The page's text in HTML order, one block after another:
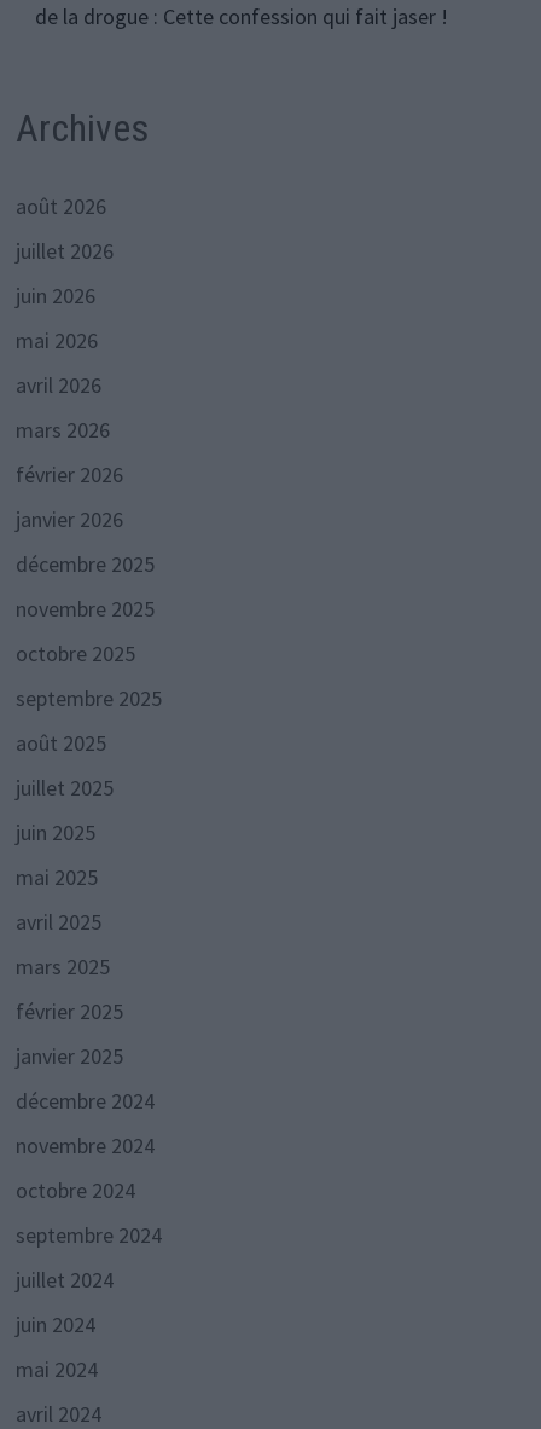
de la drogue : Cette confession qui fait jaser !
Archives
août 2026
juillet 2026
juin 2026
mai 2026
avril 2026
mars 2026
février 2026
janvier 2026
décembre 2025
novembre 2025
octobre 2025
septembre 2025
août 2025
juillet 2025
juin 2025
mai 2025
avril 2025
mars 2025
février 2025
janvier 2025
décembre 2024
novembre 2024
octobre 2024
septembre 2024
juillet 2024
juin 2024
mai 2024
avril 2024